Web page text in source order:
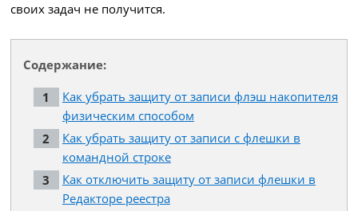
своих задач не получится.
Содержание:
Как убрать защиту от записи флэш накопителя
физическим способом
Как убрать защиту от записи с флешки в
командной строке
Как отключить защиту от записи флешки в
Редакторе реестра